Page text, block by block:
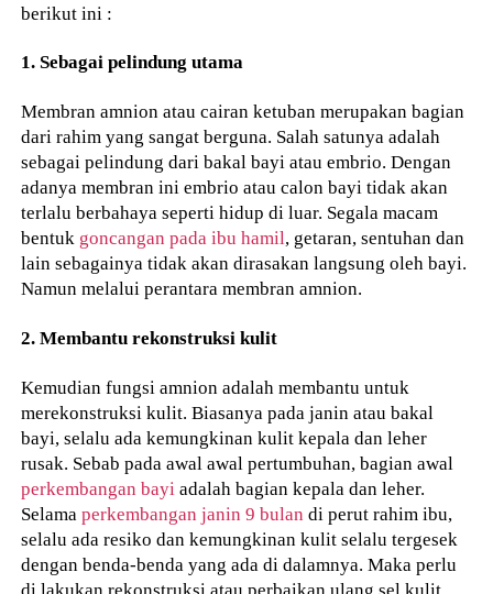
berikut ini :
1. Sebagai pelindung utama
Membran amnion atau cairan ketuban merupakan bagian
dari rahim yang sangat berguna. Salah satunya adalah
sebagai pelindung dari bakal bayi atau embrio. Dengan
adanya membran ini embrio atau calon bayi tidak akan
terlalu berbahaya seperti hidup di luar. Segala macam
bentuk goncangan pada ibu hamil, getaran, sentuhan dan
lain sebagainya tidak akan dirasakan langsung oleh bayi.
Namun melalui perantara membran amnion.
2. Membantu rekonstruksi kulit
Kemudian fungsi amnion adalah membantu untuk
merekonstruksi kulit. Biasanya pada janin atau bakal
bayi, selalu ada kemungkinan kulit kepala dan leher
rusak. Sebab pada awal awal pertumbuhan, bagian awal
perkembangan bayi adalah bagian kepala dan leher.
Selamaperkembangan janin 9 bulan di perut rahim ibu,
selalu ada resiko dan kemungkinan kulit selalu tergesek
dengan benda-benda yang ada di dalamnya. Maka perlu
di lakukan rekonstruksi atau perbaikan ulang sel kulit